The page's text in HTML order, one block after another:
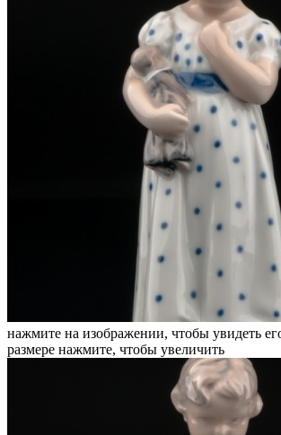
нажмите на изображении, чтобы увидеть
размере нажмите, чтобы увеличить